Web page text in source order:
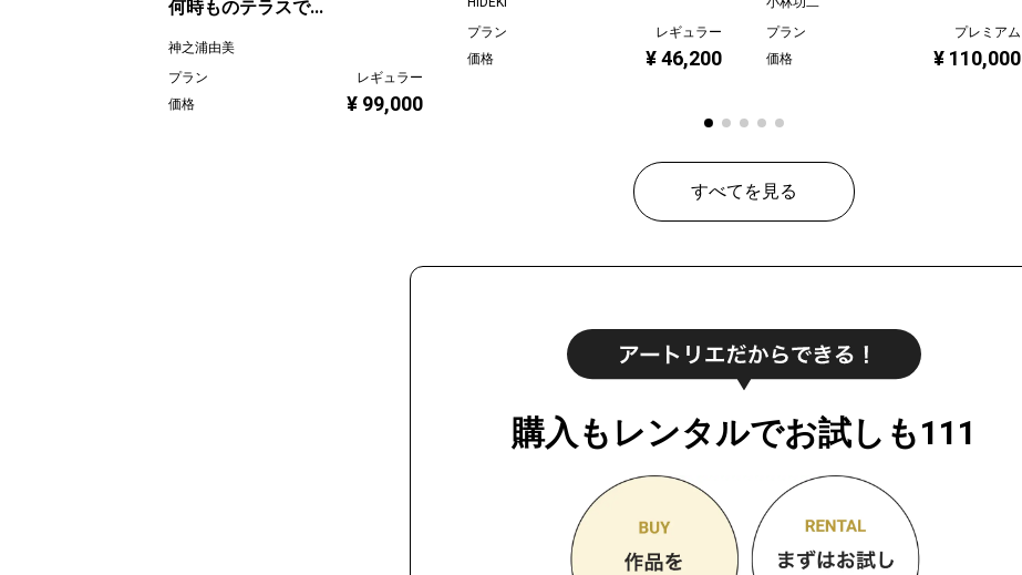
何時ものテラスで...
神之浦由美
プラン
レギュラー
価格
¥ 99,000
プラン
レギュラー
価格
¥ 46,200
プラン
プレミアム
価格
¥ 110,000
すべてを見る
購入もレンタルでお試しも111